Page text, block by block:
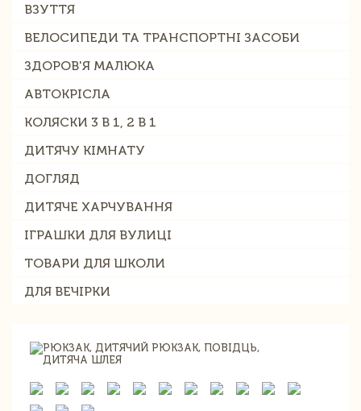
ВЗУТТЯ
ВЕЛОСИПЕДИ ТА ТРАНСПОРТНІ ЗАСОБИ
ЗДОРОВ'Я МАЛЮКА
АВТОКРІСЛА
КОЛЯСКИ 3 В 1, 2 В 1
ДИТЯЧУ КІМНАТУ
ДОГЛЯД
ДИТЯЧЕ ХАРЧУВАННЯ
ІГРАШКИ ДЛЯ ВУЛИЦІ
ТОВАРИ ДЛЯ ШКОЛИ
ДЛЯ ВЕЧІРКИ